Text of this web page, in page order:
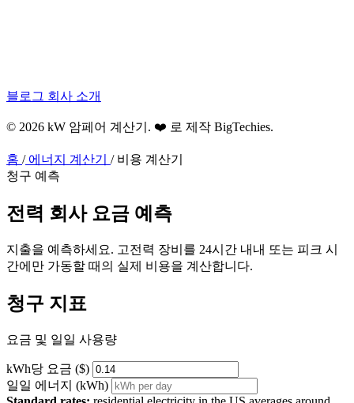
블로그 회사 소개
© 2026 kW 암페어 계산기. ❤️ 로 제작 BigTechies.
홈 /에너지 계산기 /비용 계산기
청구 예측
전력 회사 요금 예측
지출을 예측하세요. 고전력 장비를 24시간 내내 또는 피크 시
간에만 가동할 때의 실제 비용을 계산합니다.
청구 지표
요금 및 일일 사용량
kWh당 요금 ($)
일일 에너지 (kWh)